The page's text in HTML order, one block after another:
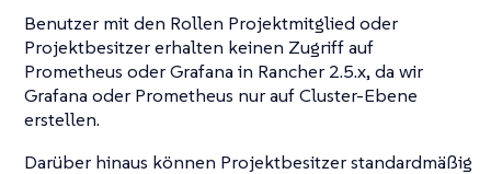
Benutzer mit den Rollen Projektmitglied oder
Projektbesitzer erhalten keinen Zugriff auf
Prometheus oder Grafana in Rancher 2.5.x, da wir
Grafana oder Prometheus nur auf Cluster-Ebene
erstellen.
Darüber hinaus können Projektbesitzer standardmäßig